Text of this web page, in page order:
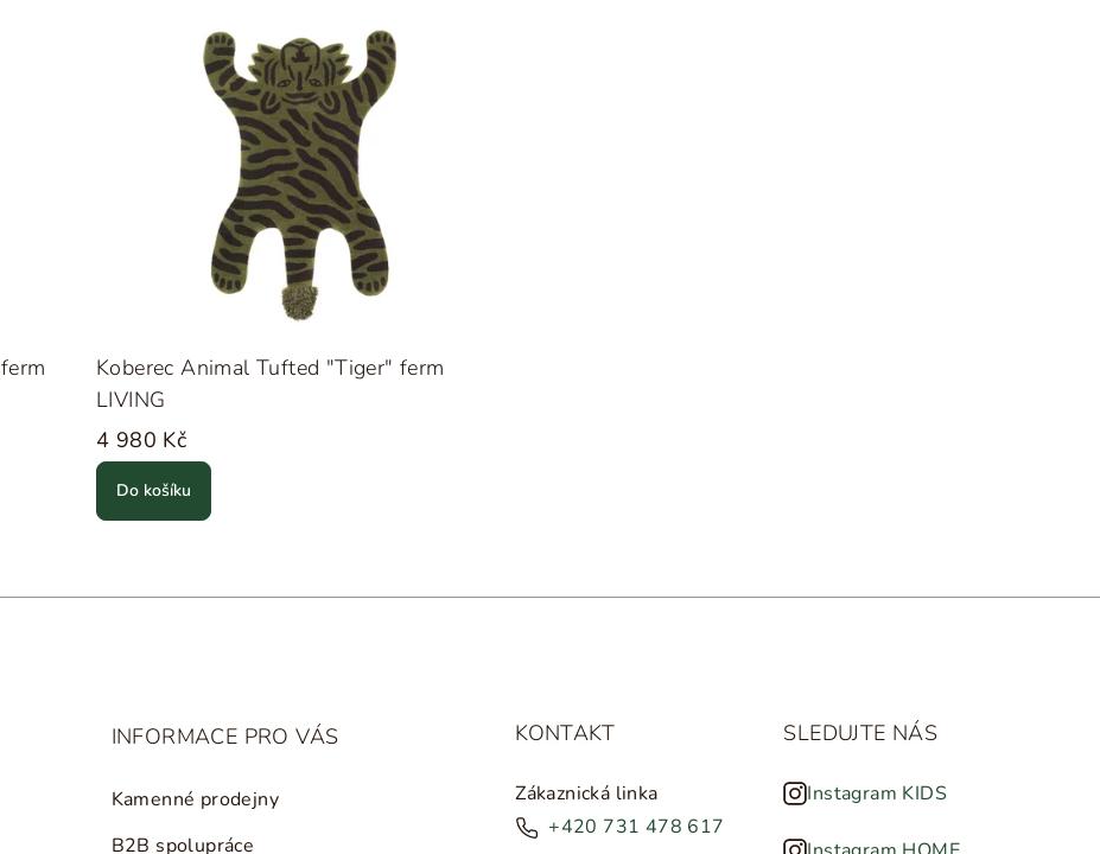
Koberec Animal Tufted "Tiger" ferm
LIVING
4 980 Kč
Do košíku
INFORMACE PRO VÁS
Kamenné prodejny
B2B spolupráce
KONTAKT
Zákaznická linka
+420 731 478 617
SLEDUJTE NÁS
Instagram KIDS